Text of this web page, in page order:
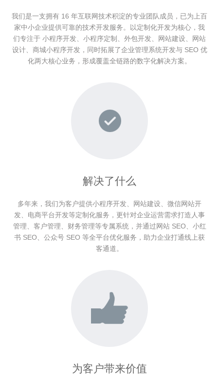
我们是一支拥有 16 年互联网技术积淀的专业团队成员，已为上百
家中小企业提供可靠的技术开发服务。以定制化开发为核心，我
们专注于 小程序开发、小程序定制、外包开发、网站建设、网站
设计、商城小程序开发，同时拓展了企业管理系统开发与 SEO 优
化两大核心业务，形成覆盖全链路的数字化解决方案。
解决了什么
多年来，我们为客户提供小程序开发、网站建设、微信网站开
发、电商平台开发等定制化服务，更针对企业运营需求打造人事
管理、客户管理、财务管理等专属系统，并通过网站 SEO、小红
书 SEO、公众号 SEO 等全平台优化服务，助力企业打通线上获
客通道。
为客户带来价值